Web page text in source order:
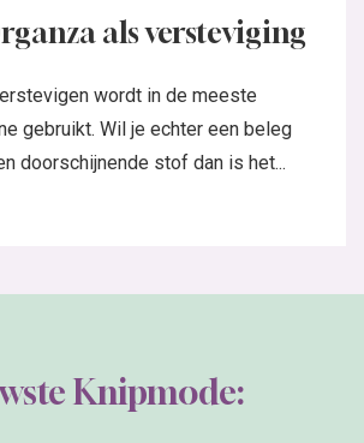
als versteviging
wordt in de meeste
gebruikt. Wil je echter een beleg
doorschijnende stof dan is het...
Knipmode: